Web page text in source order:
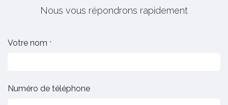
Nous vous répondrons rapidement
Votre nom *
Numéro de téléphone